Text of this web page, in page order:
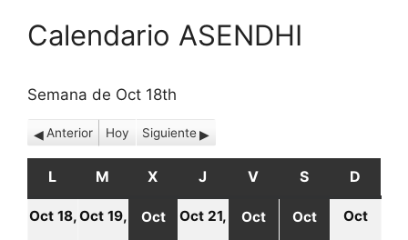
Calendario ASENDHI
Semana de Oct 18th
Anterior Hoy Siguiente
L LUNES
M MARTES
X MIÉRCOLES
J JUEVES
V VIERNES
S SÁBADO
D
Oct 18,Oct 19,
Oct
Oct 21,
Oct
Oct
Oct